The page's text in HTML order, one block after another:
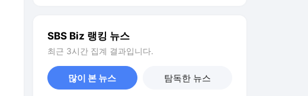
SBS Biz 랭킹 뉴스
최근 3시간 집계 결과입니다.
많이 본 뉴스 탐독한 뉴스